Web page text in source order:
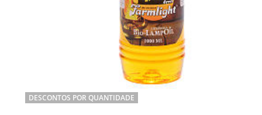
DESCONTOS POR QUANTIDADE